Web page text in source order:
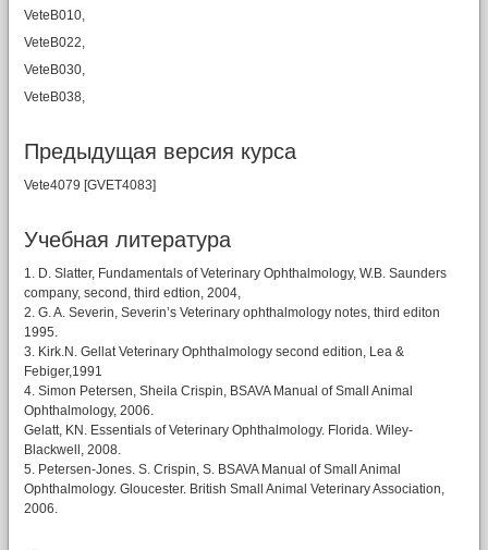
VeteB010,
VeteB022,
VeteB030,
VeteB038,
Предыдущая версия курса
Vete4079 [GVET4083]
Учебная литературa
1. D. Slatter, Fundamentals of Veterinary Ophthalmology, W.B. Saunders
company, second, third edtion, 2004,
2. G. A. Severin, Severin’s Veterinary ophthalmology notes, third editon
1995.
3. Kirk.N. Gellat Veterinary Ophthalmology second edition, Lea &
Febiger,1991
4. Simon Petersen, Sheila Crispin, BSAVA Manual of Small Animal
Ophthalmology, 2006.
Gelatt, KN. Essentials of Veterinary Ophthalmology. Florida. Wiley-
Blackwell, 2008.
5. Petersen-Jones. S. Crispin, S. BSAVA Manual of Small Animal
Ophthalmology. Gloucester. British Small Animal Veterinary Association,
2006.